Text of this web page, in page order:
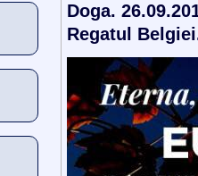
Doga.
Regatul